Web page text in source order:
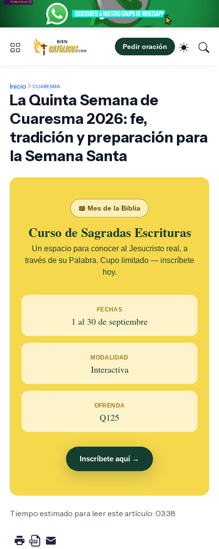
Pedir oración
Inicio CUARESMA
La Quinta Semana de
Cuaresma 2026: fe,
tradición y preparación para
la Semana Santa
📖 Mes de la Biblia
Curso de Sagradas Escrituras
Un espacio para conocer al Jesucristo real, a
través de su Palabra. Cupo limitado — inscríbete
hoy.
FECHAS
1 al 30 de septiembre
MODALIDAD
Interactiva
OFRENDA
Q125
Inscríbete aquí →
Tiempo estimado para leer este artículo: 03:38